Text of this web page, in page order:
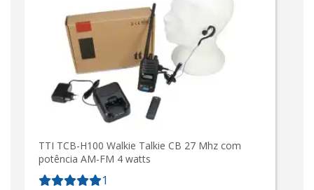
TTI TCB-H100 Walkie Talkie CB 27 Mhz com
potência AM-FM 4 watts
1